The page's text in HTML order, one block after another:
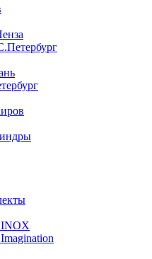
INOX